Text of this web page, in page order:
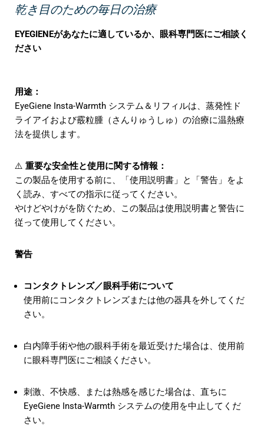
乾き目のための毎日の治療
EYEGIENEがあなたに適しているか、眼科専門医にご相談く
ださい
用途：
EyeGiene Insta-Warmth システム＆リフィルは、蒸発性ド
ライアイおよび霰粒腫（さんりゅうしゅ）の治療に温熱療
法を提供します。
⚠️ 重要な安全性と使用に関する情報：
この製品を使用する前に、「使用説明書」と「警告」をよ
く読み、すべての指示に従ってください。
やけどやけがを防ぐため、この製品は使用説明書と警告に
従って使用してください。
警告
コンタクトレンズ／眼科手術について
使用前にコンタクトレンズまたは他の器具を外してくだ
さい。
白内障手術や他の眼科手術を最近受けた場合は、使用前
に眼科専門医にご相談ください。
刺激、不快感、または熱感を感じた場合は、直ちに
EyeGiene Insta-Warmth システムの使用を中止してくだ
さい。